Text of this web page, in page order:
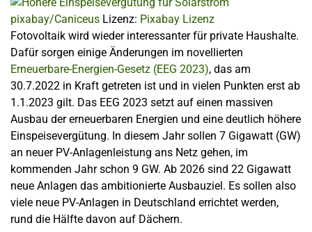
pixabay/Caniceus Lizenz: Pixabay Lizenz
Fotovoltaik wird wieder interessanter für private Haushalte.
Dafür sorgen einige Änderungen im novellierten
Erneuerbare-Energien-Gesetz (EEG 2023), das am
30.7.2022 in Kraft getreten ist und in vielen Punkten erst ab
1.1.2023 gilt. Das EEG 2023 setzt auf einen massiven
Ausbau der erneuerbaren Energien und eine deutlich höhere
Einspeisevergütung. In diesem Jahr sollen 7 Gigawatt (GW)
an neuer PV-Anlagenleistung ans Netz gehen, im
kommenden Jahr schon 9 GW. Ab 2026 sind 22 Gigawatt
neue Anlagen das ambitionierte Ausbauziel. Es sollen also
viele neue PV-Anlagen in Deutschland errichtet werden,
rund die Hälfte davon auf Dächern.